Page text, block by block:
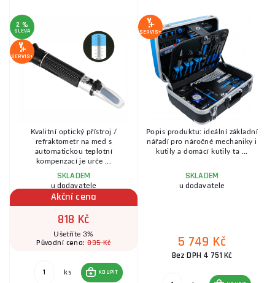
2 %
SLEVA
SERVIS+
Kvalitní optický přístroj /
refraktometr na med s
automatickou teplotní
kompenzací je urče ...
SKLADEM
u dodavatele
Akční cena
818 Kč
Ušetříte 3%
Původní cena:835 Kč
ks KOUPIT
SERVIS+
Popis produktu: ideální základní
nářadí pro náročné mechaniky i
kutily a domácí kutily ta ...
SKLADEM
u dodavatele
5 749 Kč
Bez DPH 4 751 Kč